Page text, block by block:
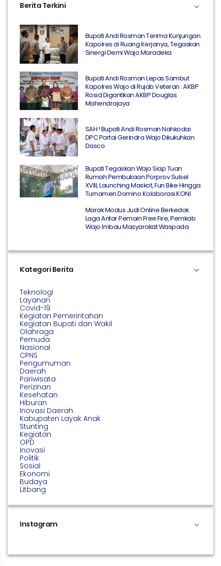
Berita Terkini
Bupati Andi Rosman Terima Kunjungan
Kapolres di Ruang Kerjanya, Tegaskan
Sinergi Demi Wajo Maradeka
Bupati Andi Rosman Lepas Sambut
Kapolres Wajo di Rujab Veteran : AKBP
Rosid Digantikan AKBP Douglas
Mahendrajaya
SAH ! Bupati Andi Rosman Nahkodai
DPC Partai Gerindra Wajo Dikukuhkan
Dasco
Bupati Tegaskan Wajo Siap Tuan
Rumah Pembukaan Porprov Sulsel
XVIII, Launching Maskot, Fun Bike Hingga
Turnamen Domino Kolaborasi KONI
Marak Modus Judi Online Berkedok
Laga Antar Pemain Free Fire, Pemkab
Wajo Imbau Masyarakat Waspada
Kategori Berita
Teknologi
Layanan
Covid-19
Kegiatan Pemerintahan
Kegiatan Bupati dan Wakil
Olahraga
Pemuda
Nasional
CPNS
Pengumuman
Daerah
Pariwisata
Perizinan
Kesehatan
Hiburan
Inovasi Daerah
Kabupaten Layak Anak
Stunting
Kegiatan
OPD
Inovasi
Politik
Sosial
Ekonomi
Budaya
Litbang
Instagram